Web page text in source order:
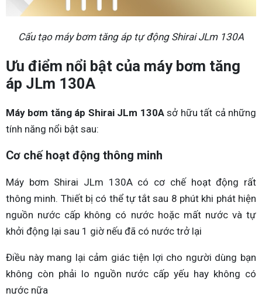
Cấu tạo máy bơm tăng áp tự động Shirai JLm 130A
Ưu điểm nổi bật của máy bơm tăng
áp JLm 130A
Máy bơm tăng áp Shirai JLm 130Asở hữu tất cả những
tính năng nổi bật sau:
Cơ chế hoạt động thông minh
Máy bơm Shirai JLm 130A có cơ chế hoạt động rất
thông minh. Thiết bị có thể tự tắt sau 8 phút khi phát hiện
nguồn nước cấp không có nước hoặc mất nước và tự
khởi động lại sau 1 giờ nếu đã có nước trở lại
Điều này mang lại cảm giác tiện lợi cho người dùng bạn
không còn phải lo nguồn nước cấp yếu hay không có
nước nữa